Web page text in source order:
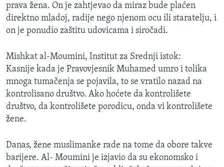
Jezici
prava žena. On je zahtjevao da miraz bude plaćen
direktno mladoj, radije nego njenom ocu ili staratelju, i
on je ponudio zaštitu udovicama i siročadi.
Mishkat al-Moumini, Institut za Srednji istok:
Kasnije kada je Pravovjesnik Muhamed umro i tolika
mnoga tumačenja se pojavila, to se vratilo nazad na
kontrolisano društvo. Ako hoćete da kontrolišete
društvo, da kontrolišete porodicu, onda vi kontrolišete
žene.
Danas, žene muslimanke rade na tome da obore takve
barijere. Al- Moumini je izjavio da su ekonomsko i